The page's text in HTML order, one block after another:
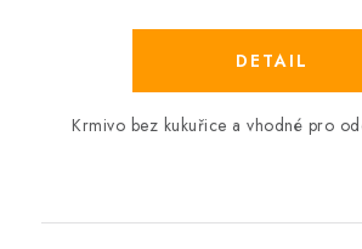
Krmivo bez kukuřice a vhodné pro